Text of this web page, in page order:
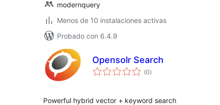
modernquery
Menos de 10 instalaciones activas
Probado con 6.4.9
Opensolr Search
(0total
de
)
Powerful hybrid vector + keyword search